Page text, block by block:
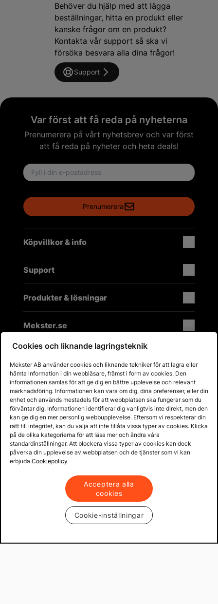
Behöver du hjälp med att lägga
beställningar, hitta en produkt eller
kanske frågor om en produkt?
Kontakta vår support så ska vi
försöka besvara alla dina frågor!
Support
Var först att få reda på nyheterna
Prenumerera på vårt nyhetsbrev och var först
att få reda på nyheter och heta deals!
Email address
Prenumerera
Köpvillkor & info
Support
Produkter & lösningar
Mekster.se
Prisgaranti på reservdelar
Lager i Sverige
60 dagars öppet köp
Fria returer
Copyright © 2013 - 2026 - Mekster AB
KöpvillkorIntegritetspolicy
Cookies och liknande lagringsteknik
Mekster AB använder cookies och liknande tekniker för att lagra eller
hämta information i din webbläsare, främst i form av cookies. Den
informationen samlas för att ge dig en bättre upplevelse och relevant
marknadsföring. Informationen kan vara om dig, dina preferenser, eller din
enhet och används mestadels för att webbplatsen ska fungerar som du
förväntar dig. Informationen identifierar dig vanligtvis inte direkt, men den
kan ge dig en mer personlig webbupplevelse. Eftersom vi respekterar din
rätt till integritet, kan du välja att inte tillåta vissa typer av cookies. Klicka
på de olika kategorierna för att läsa mer och ändra våra
standardinställningar. Att blockera vissa typer av cookies kan dock
påverka din upplevelse av webbplatsen och de tjänster som vi kan
erbjuda.Cookiepolicy
Acceptera alla
cookies
Cookie-inställningar